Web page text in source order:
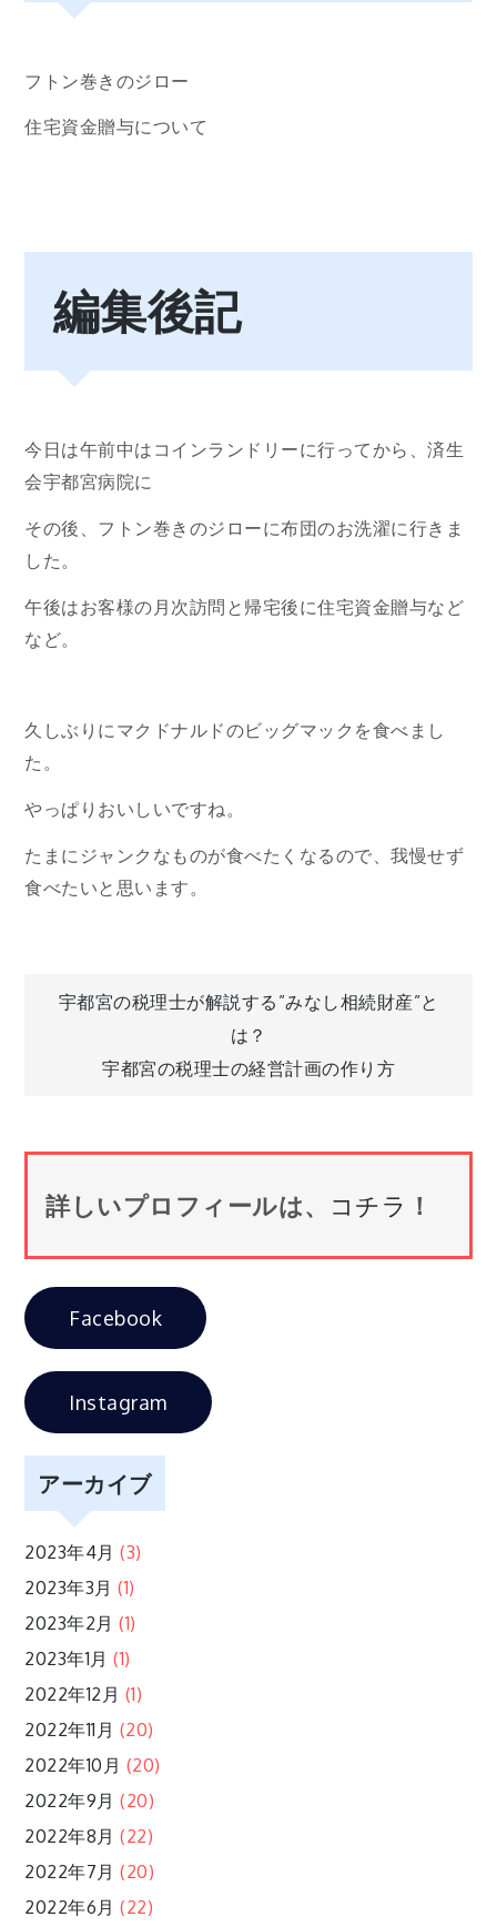
フトン巻きのジロー
住宅資金贈与について
編集後記
今日は午前中はコインランドリーに行ってから、済生
会宇都宮病院に
その後、フトン巻きのジローに布団のお洗濯に行きま
した。
午後はお客様の月次訪問と帰宅後に住宅資金贈与など
など。
久しぶりにマクドナルドのビッグマックを食べまし
た。
やっぱりおいしいですね。
たまにジャンクなものが食べたくなるので、我慢せず
食べたいと思います。
投
ビ
ゲ
ー
シ
ョ
ン
宇都宮の税理士が解説する”みなし相続財産”と
は？
宇都宮の税理士の経営計画の作り方
詳しいプロフィールは、 コチラ ！
Facebook
Instagram
アーカイブ
2023年4月 (3)
2023年3月 (1)
2023年2月 (1)
2023年1月 (1)
2022年12月 (1)
2022年11月 (20)
2022年10月 (20)
2022年9月 (20)
2022年8月 (22)
2022年7月 (20)
2022年6月 (22)